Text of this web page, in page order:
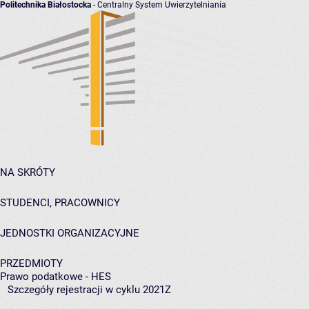
Politechnika Białostocka - Centralny System Uwierzytelniania
NA SKRÓTY
STUDENCI, PRACOWNICY
JEDNOSTKI ORGANIZACYJNE
PRZEDMIOTY
Prawo podatkowe - HES
Szczegóły rejestracji w cyklu 2021Z